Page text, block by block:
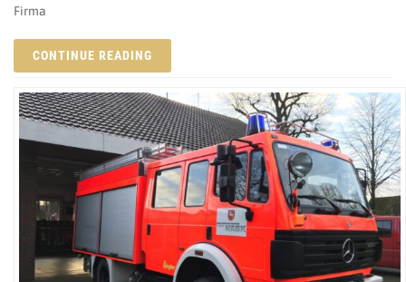
Firma
CONTINUE READING